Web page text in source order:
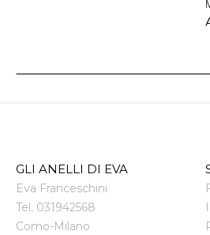
GLI ANELLI DI EVA
Eva Franceschini
Tel. 031942568
Como-Milano